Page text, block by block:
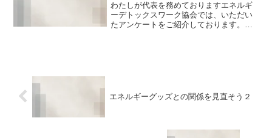
わたしが代表を務めておりますエネルギ
ーデトックスワーク協会では、いただい
たアンケートをご紹介しております。
エネルギーグッズとの関係を見直そう２